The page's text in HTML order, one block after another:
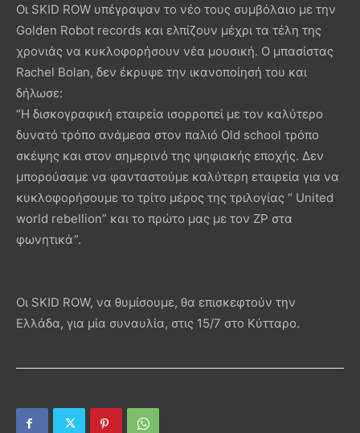
Οι SKID ROW υπέγραψαν το νέο τους συμβόλαιο με την
Golden Robot records και ελπίζουν μέχρι τα τέλη της
χρονιάς να κυκλοφορήσουν νέα μουσική. Ο μπασίστας
Rachel Bolan, δεν έκρυψε την ικανοποίησή του και
δήλωσε:
“Η δισκογραφική εταιρεία ισορροπεί με τον καλύτερο
δυνατό τρόπο ανάμεσα στον παλιό Old school τρόπο
σκέψης και στον σημερινό της ψηφιακής εποχής. Δεν
μπορούσαμε να φανταστούμε καλύτερη εταιρεία για να
κυκλοφορήσουμε το τρίτο μέρος της τριλογίας “ United
world rebellion” και το πρώτο μας με τον ZP στα
φωνητικά”.
Οι SKID ROW, να θυμίσουμε, θα επισκεφτούν την
Ελλάδα, για μία συναυλία, στις 15/7 στο Κύτταρο.